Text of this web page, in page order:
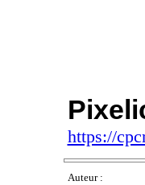
https://
Auteur :